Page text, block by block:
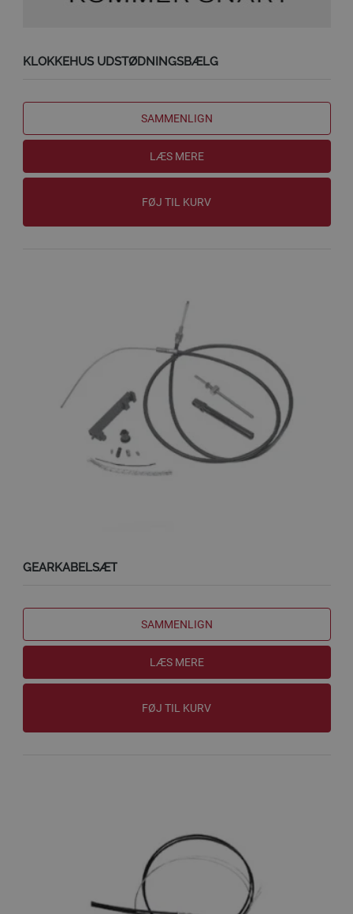
KLOKKEHUS UDSTØDNINGSBÆLG
SAMMENLIGN
LÆS MERE
FØJ TIL KURV
GEARKABELSÆT
SAMMENLIGN
LÆS MERE
FØJ TIL KURV